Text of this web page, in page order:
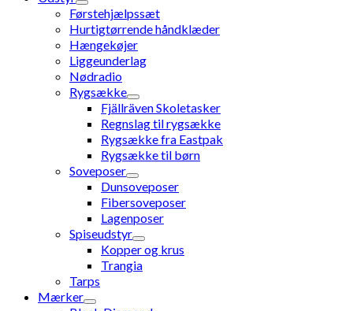
Førstehjælpssæt
Hurtigtørrende håndklæder
Hængekøjer
Liggeunderlag
Nødradio
Rygsække
Fjällräven Skoletasker
Regnslag til rygsække
Rygsække fra Eastpak
Rygsække til børn
Soveposer
Dunsoveposer
Fibersoveposer
Lagenposer
Spiseudstyr
Kopper og krus
Trangia
Tarps
Mærker